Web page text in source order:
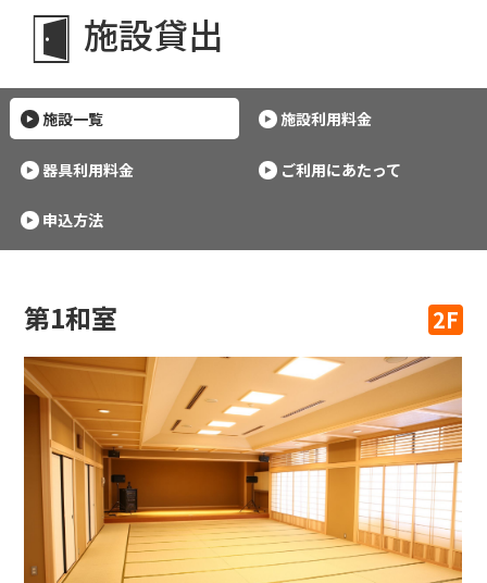
施設貸出
施設一覧 施設利用料金
器具利用料金 ご利用にあたって
申込方法
第1和室 2F